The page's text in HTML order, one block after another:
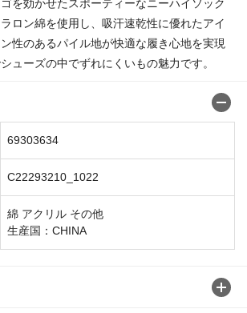
を効かせたスポーティーなニーハイソック
ロン綿を使用し、吸汗速乾性に優れたアイ
性のあるパイル地が快適な履き心地を実現
ューズの中でずれにくいもの魅力です。
69303634
C22293210_1022
綿 アクリル その他
生産国：CHINA